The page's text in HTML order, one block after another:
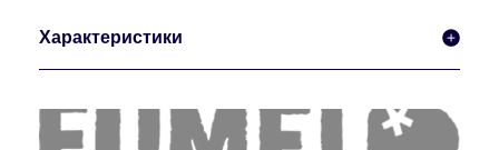
Характеристики